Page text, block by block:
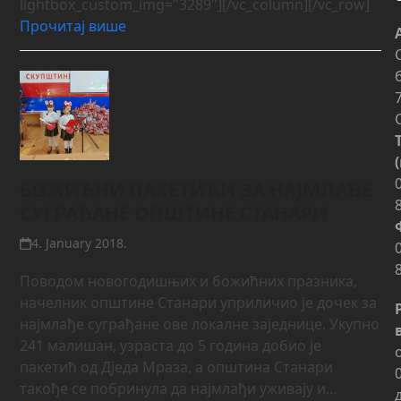
lightbox_custom_img="3289"][/vc_column][/vc_row]
Прочитај више
4. January 2018.
Поводом новогодишњих и божићних празника,
начелник општине Станари уприличио је дочек за
најмлађе суграђане ове локалне заједнице. Укупно
241 малишан, узраста до 5 година добио је
пакетић од Дједа Мраза, а општина Станари
такође се побринула да најмлађи уживају и…